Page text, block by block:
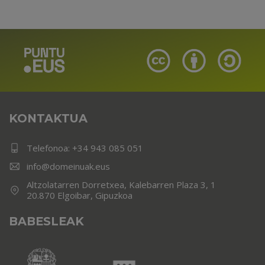
KONTAKTUA
Telefonoa: +34 943 085 051
info@domeinuak.eus
Altzolatarren Dorretxea, Kalebarren Plaza 3, 1
20.870 Elgoibar, Gipuzkoa
BABESLEAK